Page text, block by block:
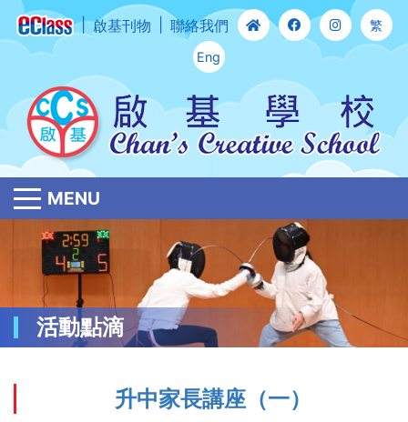
啟基刊物 聯絡我們 繁
Eng
MENU
活動點滴
升中家長講座（一）